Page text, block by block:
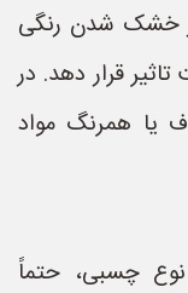
خشک شدن رنگی
قرار دهد. در
یا همرنگ مواد
چسبی، حتماً